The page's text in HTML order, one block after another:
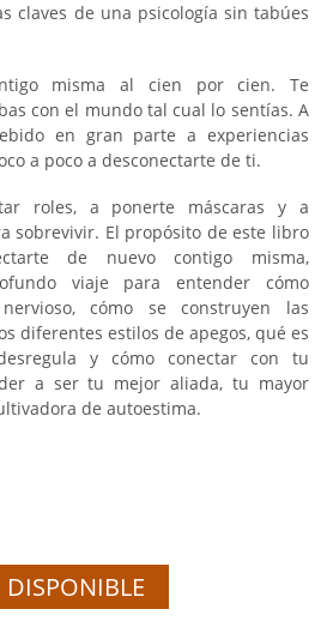
claves de una psicología sin tabúes
misma al cien por cien. Te
con el mundo tal cual lo sentías. A
en gran parte a experiencias
a poco a desconectarte de ti.
roles, a ponerte máscaras y a
sobrevivir. El propósito de este libro
de nuevo contigo misma,
viaje para entender cómo
cómo se construyen las
diferentes estilos de apegos, qué es
y cómo conectar con tu
a ser tu mejor aliada, tu mayor
de autoestima.
DISPONIBLE